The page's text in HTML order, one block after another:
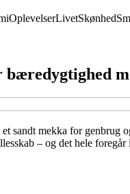
OplevelserLivetSkønhed
sandt mekka for
– og det hele